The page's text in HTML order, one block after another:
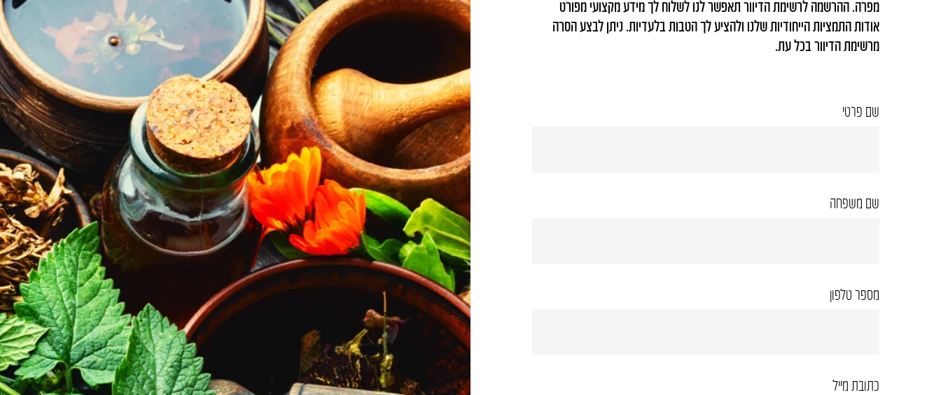
מפרה. ההרשמה לרשימת הדיוור תאפשר לנו לשלוח לך מידע מקצועי מפורט
אודות התמציות הייחודיות שלנו ולהציע לך הטבות בלעדיות. ניתן לבצע הסרה
מרשימת הדיוור בכל עת.
שם פרטי
שם משפחה
מספר טלפון
כתובת מייל